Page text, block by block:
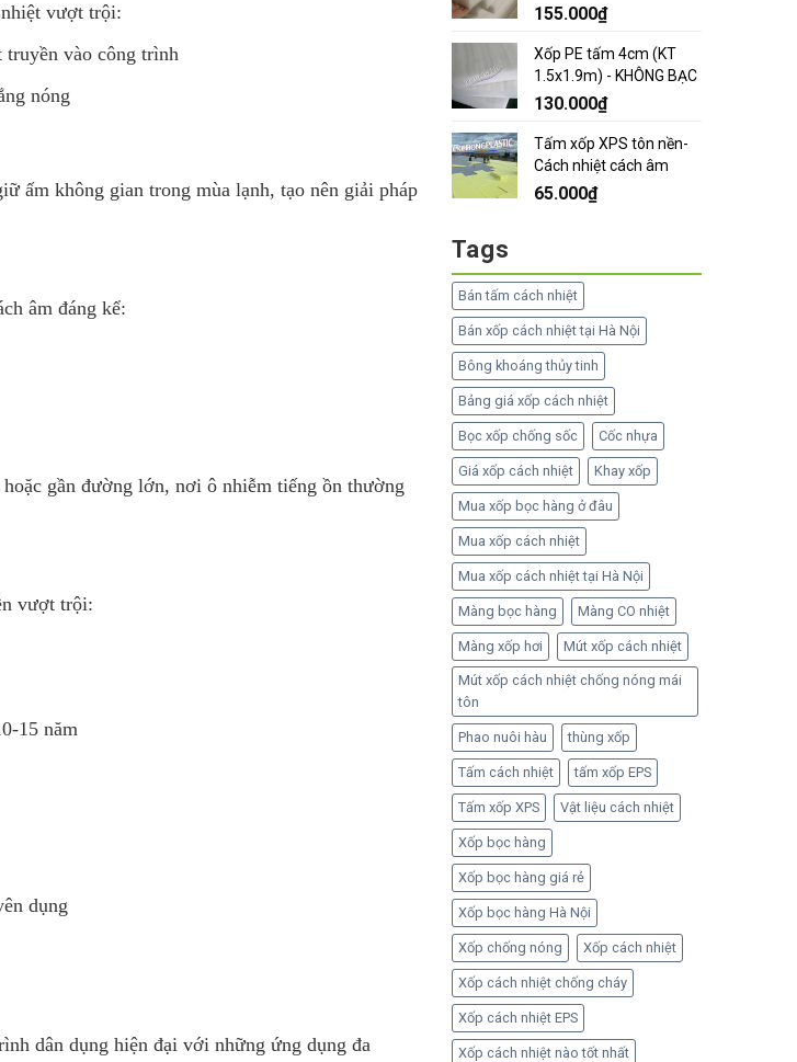
nhiệt vượt trội:
vào công trình
nóng
ấm không gian trong mùa lạnh, tạo nên giải pháp
âm đáng kể:
gần đường lớn, nơi ô nhiễm tiếng ồn thường
vượt trội:
15 năm
dụng
dân dụng hiện đại với những ứng dụng đa
155.000₫
Xốp PE tấm 4cm (KT
1.5x1.9m) - KHÔNG BẠC
130.000₫
Tấm xốp XPS tôn nền-
Cách nhiệt cách âm
65.000₫
Tags
Bán tấm cách nhiệt
Bán xốp cách nhiệt tại Hà Nội
Bông khoáng thủy tinh
Bảng giá xốp cách nhiệt
Bọc xốp chống sốc Cốc nhựa
Giá xốp cách nhiệt Khay xốp
Mua xốp bọc hàng ở đâu
Mua xốp cách nhiệt
Mua xốp cách nhiệt tại Hà Nội
Màng bọc hàng Màng CO nhiệt
Màng xốp hơi Mút xốp cách nhiệt
Mút xốp cách nhiệt chống nóng mái
tôn
Phao nuôi hàu thùng xốp
Tấm cách nhiệt tấm xốp EPS
Tấm xốp XPS Vật liệu cách nhiệt
Xốp bọc hàng
Xốp bọc hàng giá rẻ
Xốp bọc hàng Hà Nội
Xốp chống nóng Xốp cách nhiệt
Xốp cách nhiệt chống cháy
Xốp cách nhiệt EPS
Xốp cách nhiệt nào tốt nhất